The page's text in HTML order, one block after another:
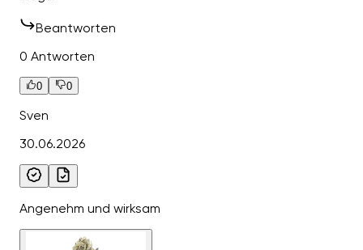
Beantworten
0 Antworten
0 0
Sven
30.06.2026
Angenehm und wirksam